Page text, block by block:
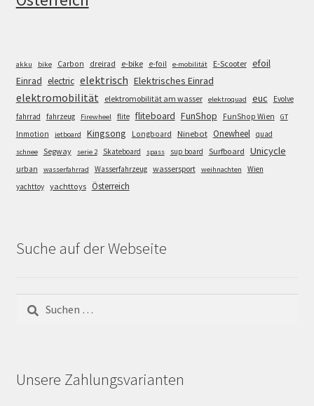
akku bike Carbon dreirad e-bike e-foil e-mobilität E-Scooter efoil
Einrad electric elektrisch Elektrisches Einrad
elektromobilität elektromobilität am wasser elektroquad euc
Evolve
fahrrad
fahrzeug Firewheel flite fliteboard FunShop FunShop Wien GT
Inmotion jetboard Kingsong Longboard Ninebot Onewheel quad
schnee Segway serie 2 Skateboard spass sup board Surfboard Unicycle
urban wasserfahrrad Wasserfahrzeug wassersport weihnachten
Wien
yachttoy yachttoys Österreich
Suche auf der Webseite
nach:
Unsere Zahlungsvarianten